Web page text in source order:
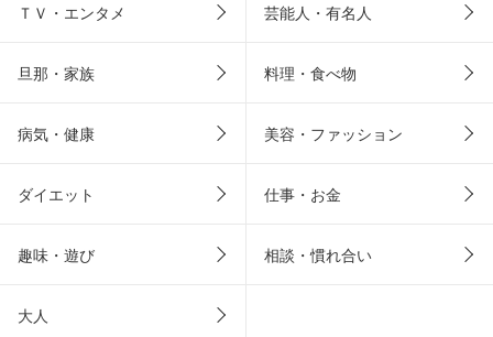
ＴＶ・エンタメ 芸能人・有名人
旦那・家族 料理・食べ物
病気・健康 美容・ファッション
ダイエット 仕事・お金
趣味・遊び 相談・慣れ合い
大人